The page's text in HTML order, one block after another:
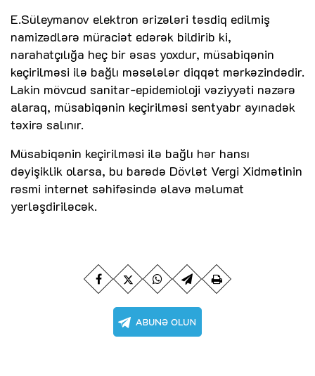
E.Süleymanov elektron ərizələri təsdiq edilmiş
namizədlərə müraciət edərək bildirib ki,
narahatçılığa heç bir əsas yoxdur, müsabiqənin
keçirilməsi ilə bağlı məsələlər diqqət mərkəzindədir.
Lakin mövcud sanitar-epidemioloji vəziyyəti nəzərə
alaraq, müsabiqənin keçirilməsi sentyabr ayınadək
təxirə salınır.
Müsabiqənin keçirilməsi ilə bağlı hər hansı
dəyişiklik olarsa, bu barədə Dövlət Vergi Xidmətinin
rəsmi internet səhifəsində əlavə məlumat
yerləşdiriləcək.